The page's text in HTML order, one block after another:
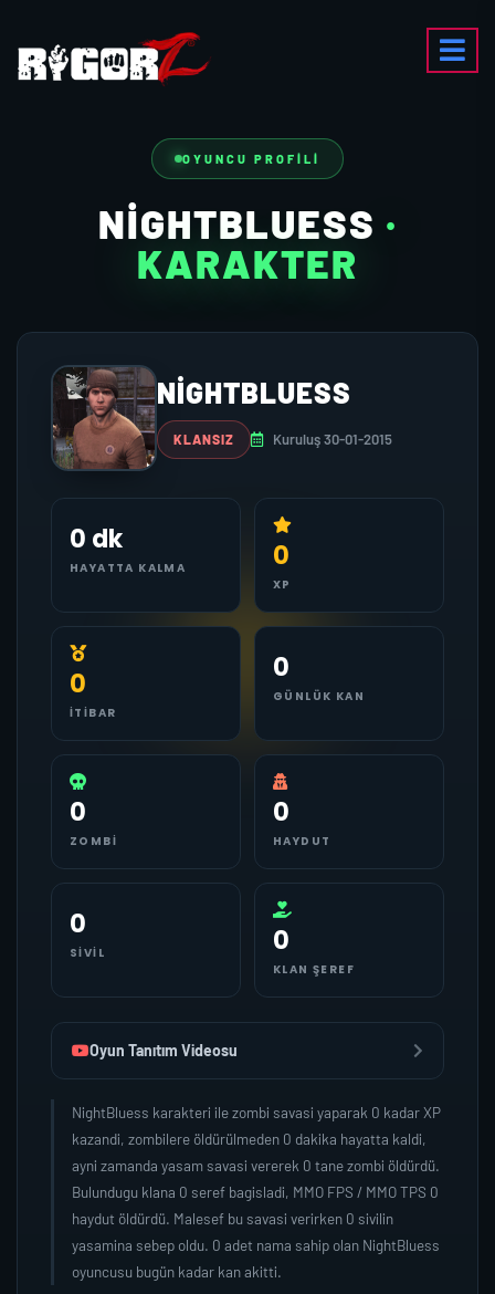
OYUNCU PROFILI
NIGHTBLUESS ·
KARAKTER
NIGHTBLUESS
KLANSIZ Kuruluş 30-01-2015
0 dk
HAYATTA KALMA 0
XP
0
İTIBAR
0
GÜNLÜK KAN
0
ZOMBI
0
HAYDUT
0
SIVIL 0
KLAN ŞEREF
Oyun Tanıtım Videosu
NightBluess karakteri ile zombi savasi yaparak 0 kadar XP
kazandi, zombilere öldürülmeden 0 dakika hayatta kaldi,
ayni zamanda yasam savasi vererek 0 tane zombi öldürdü.
Bulundugu klana 0 seref bagisladi, MMO FPS / MMO TPS 0
haydut öldürdü. Malesef bu savasi verirken 0 sivilin
yasamina sebep oldu. 0 adet nama sahip olan NightBluess
oyuncusu bugün kadar kan akitti.